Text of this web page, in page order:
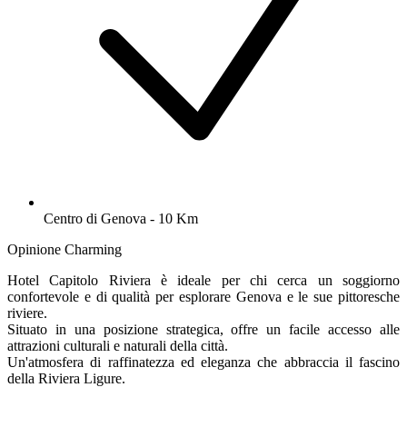
Centro di Genova - 10 Km
Opinione Charming
Hotel Capitolo Riviera è ideale per chi cerca un soggiorno
confortevole e di qualità per esplorare Genova e le sue pittoresche
riviere.
Situato in una posizione strategica, offre un facile accesso alle
attrazioni culturali e naturali della città.
Un'atmosfera di raffinatezza ed eleganza che abbraccia il fascino
della Riviera Ligure.